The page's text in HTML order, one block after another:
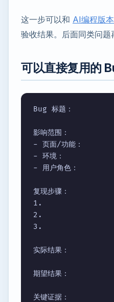
这一步可以和 AI编程版
验收结果。后面同类问题
可以直接复用的
Bug 标题：
影响范围：
- 页面/功能：
- 环境：
- 用户角色：
复现步骤：
1.
2.
3.
实际结果：
期望结果：
关键证据：